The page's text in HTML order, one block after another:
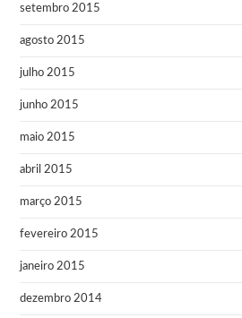
setembro 2015
agosto 2015
julho 2015
junho 2015
maio 2015
abril 2015
março 2015
fevereiro 2015
janeiro 2015
dezembro 2014